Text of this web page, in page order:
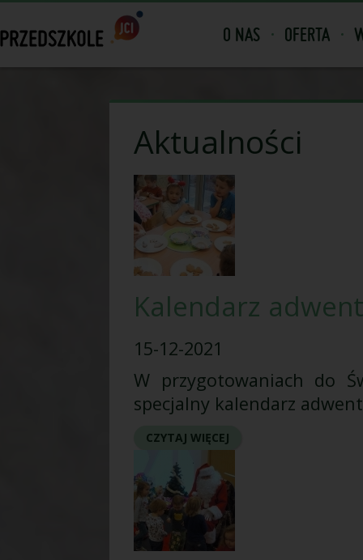
O NAS OFERTA
Aktualności
Kalendarz
15-12-2021
W przygotowaniach do
specjalny kalendarz
CZYTAJ WIĘCEJ